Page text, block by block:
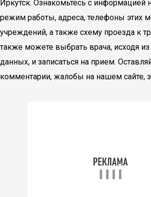
Иркутск. Ознакомьтесь с информацией
режим работы, адреса, телефоны этих
учреждений, а также схему проезда к
также можете выбрать врача, исходя
данных, и записаться на прием.
комментарии, жалобы на нашем сайте,